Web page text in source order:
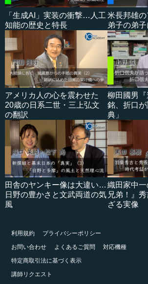
「生成AI」実装の衝撃…人工
知能の歴史と特長
米長邦雄の
弟子の弟
アメリカ人の心を震わせた
20歳の日系二世・三上弘文
の翻訳
柳田國男
銘、折口
典」
田舎のヤンキー像は大違い…
日野の豊かさと文武両道の気
風
織田家中
兄弟！』
ざる実像
利用規約
プライバシーポリシー
お問い合わせ
よくあるご質問
対応機種
特定商取引法に基づく表示
講師リクエスト